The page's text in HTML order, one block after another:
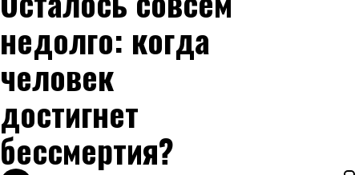
недолго: когда
человек
достигнет
бессмертия?